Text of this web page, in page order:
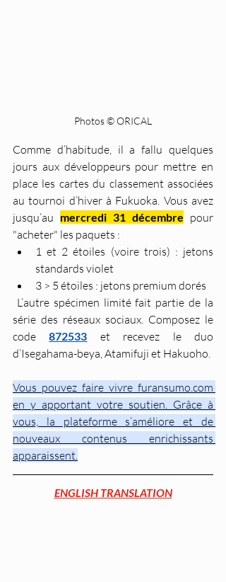
Photos © ORICAL
Comme d’habitude, il a fallu quelques
jours aux développeurs pour mettre en
place les cartes du classement associées
au tournoi d’hiver à Fukuoka. Vous avez
jusqu’au mercredi 31 décembre pour
"acheter" les paquets :
1 et 2 étoiles (voire trois) : jetons
standards violet
3 > 5 étoiles : jetons premium dorés
L’autre spécimen limité fait partie de la
série des réseaux sociaux. Composez le
code 872533 et recevez le duo
d’Isegahama-beya, Atamifuji et Hakuoho.
Vous pouvez faire vivre furansumo.com
en y apportant votre soutien. Grâce à
vous, la plateforme s’améliore et de
nouveaux contenus enrichissants
apparaissent.
ENGLISH TRANSLATION